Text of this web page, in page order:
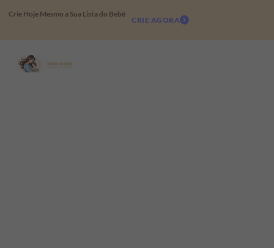
Crie Hoje Mesmo a Sua Lista do Bebê
CRIE AGORA